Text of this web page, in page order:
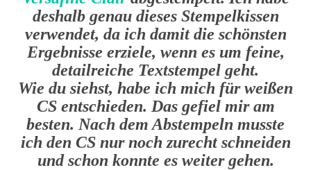
deshalb genau dieses Stempelkissen
verwendet, da ich damit die schönsten
Ergebnisse erziele, wenn es um feine,
detailreiche Textstempel geht.
Wie du siehst, habe ich mich für weißen
CS entschieden. Das gefiel mir am
besten. Nach dem Abstempeln musste
ich den CS nur noch zurecht schneiden
und schon konnte es weiter gehen.